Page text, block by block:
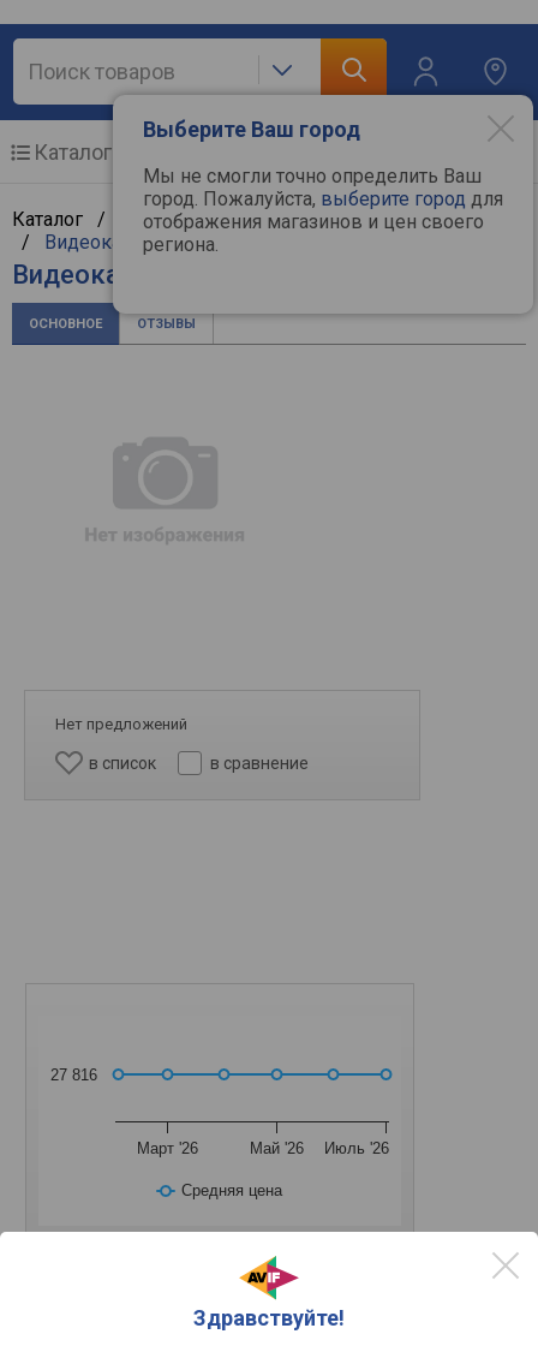
Выберите Ваш город
Мы не смогли точно определить Ваш
город. Пожалуйста, выберите город для
отображения магазинов и цен своего
региона.
Здравствуйте!
Каталог
Каталог / Компьютерная техника/ Комплектующие
/ Видеокарты/Intel
Видеокарта Intel Arc A750 8GB
ОСНОВНОЕ ОТЗЫВЫ
Нет предложений
в список в сравнение
Средняя цена
Март '26 Май '26 Июль '26
27 816